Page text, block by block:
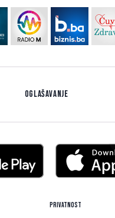
Oglašavanje
Privatnost